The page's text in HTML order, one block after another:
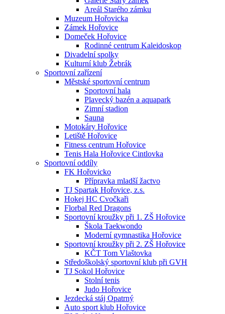
Areál Starého zámku
Muzeum Hořovicka
Zámek Hořovice
Domeček Hořovice
Rodinné centrum Kaleidoskop
Divadelní spolky
Kulturní klub Žebrák
Sportovní zařízení
Městské sportovní centrum
Sportovní hala
Plavecký bazén a aquapark
Zimní stadion
Sauna
Motokáry Hořovice
Letiště Hořovice
Fitness centrum Hořovice
Tenis Hala Hořovice Cintlovka
Sportovní oddíly
FK Hořovicko
Přípravka mladší žactvo
TJ Spartak Hořovice, z.s.
Hokej HC Cvočkaři
Florbal Red Dragons
Sportovní kroužky při 1. ZŠ Hořovice
Škola Taekwondo
Moderní gymnastika Hořovice
Sportovní kroužky při 2. ZŠ Hořovice
KČT Tom Vlaštovka
Středoškolský sportovní klub při GVH
TJ Sokol Hořovice
Stolní tenis
Judo Hořovice
Jezdecká stáj Opatrný
Auto sport klub Hořovice